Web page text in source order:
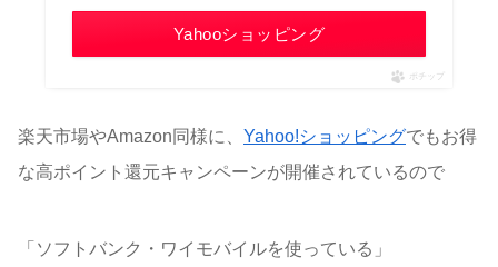
Yahooショッピング
ポチップ
楽天市場やAmazon同様に、 Yahoo!ショッピングでもお得
な高ポイント還元キャンペーンが開催されているので
「ソフトバンク・ワイモバイルを使っている」